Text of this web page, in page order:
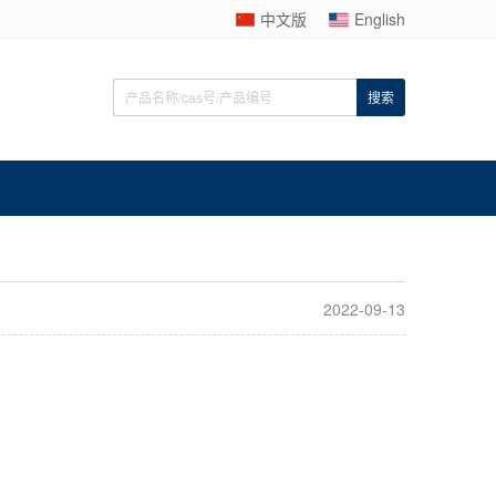
中文版 English
2022-09-13